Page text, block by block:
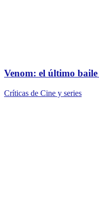
Venom: el último
Críticas de Cine y series